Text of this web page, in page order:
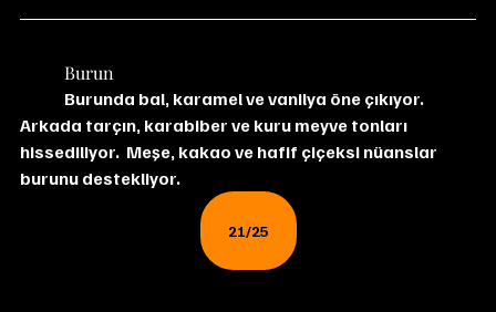
	Burun
Arkada tarçın, karabiber ve kuru meyve tonları
hissediliyor.  Meşe, kakao ve hafif çiçeksi nüanslar
burunu destekliyor.
21/25